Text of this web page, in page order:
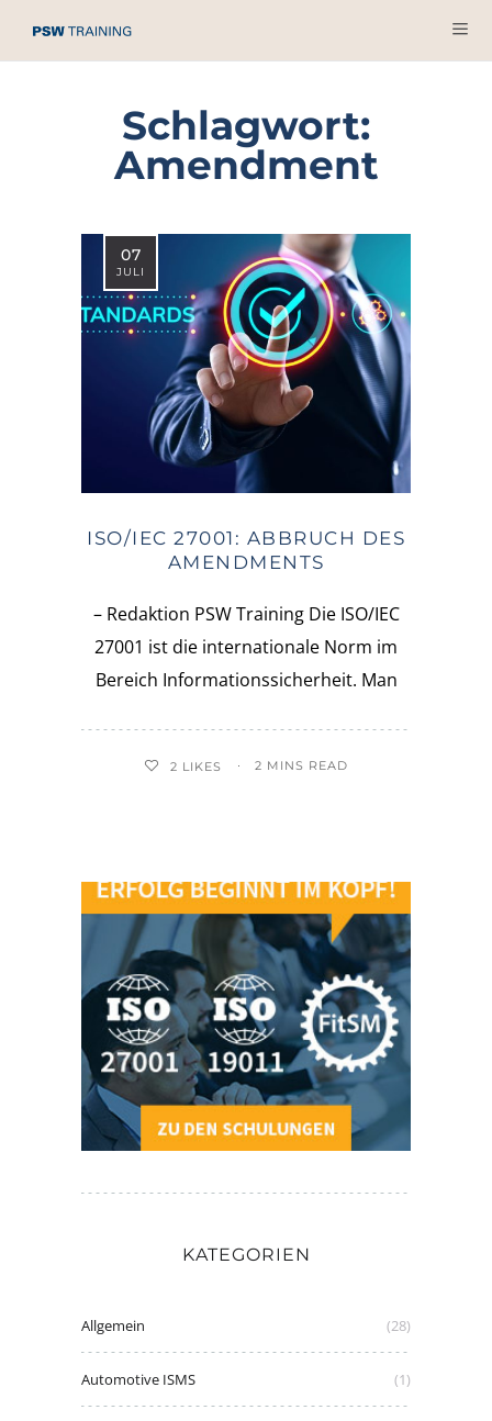
Schlagwort:
Amendment
07
JULI
ISO/IEC 27001: ABBRUCH DES
AMENDMENTS
– Redaktion PSW Training Die ISO/IEC
27001 ist die internationale Norm im
Bereich Informationssicherheit. Man
2 LIKES 2 MINS READ
KATEGORIEN
Allgemein (28)
Automotive ISMS (1)